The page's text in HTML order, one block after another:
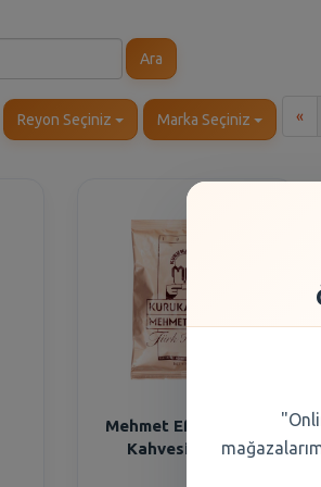
Ara
Reyon Seçiniz Marka Seçiniz «
Mehmet Efendi Türk
Kahvesi 100 Gr